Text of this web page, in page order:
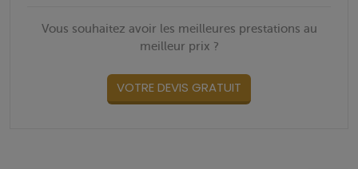
Vous souhaitez avoir les meilleures prestations au
meilleur prix ?
VOTRE DEVIS GRATUIT